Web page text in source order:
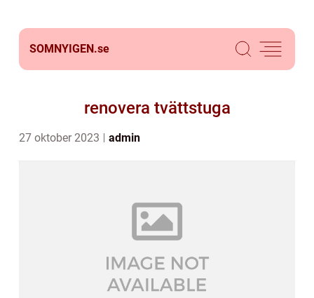
SOMNYIGEN.se
renovera tvättstuga
27 oktober 2023 admin